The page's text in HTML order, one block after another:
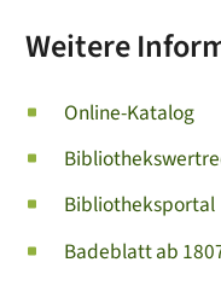
Weitere
Online-Katalog
Bibliotheksportal
Badeblatt ab